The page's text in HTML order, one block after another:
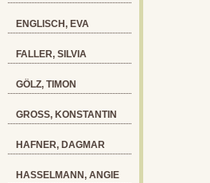
ENGLISCH, EVA
FALLER, SILVIA
GÖLZ, TIMON
GROSS, KONSTANTIN
HAFNER, DAGMAR
HASSELMANN, ANGIE